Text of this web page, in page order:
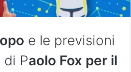
e le previsioni
Paolo Fox per il